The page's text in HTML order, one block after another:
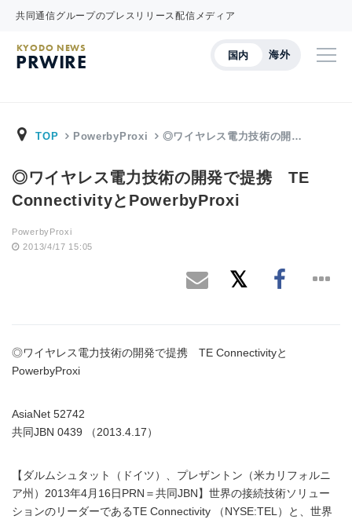
共同通信グループのプレスリリース配信メディア
国内 海外
KYODO NEWS
PRWIRE
TOP PowerbyProxi ◎ワイヤレス電力技術の開…
◎ワイヤレス電力技術の開発で提携 TE
ConnectivityとPowerbyProxi
PowerbyProxi
2013/4/17 15:05
◎ワイヤレス電力技術の開発で提携 TE Connectivityと
PowerbyProxi
AsiaNet 52742
共同JBN 0439 （2013.4.17）
【ダルムシュタット（ドイツ）、プレザントン（米カリフォルニ
ア州）2013年4月16日PRN＝共同JBN】世界の接続技術ソリュー
ションのリーダーであるTE Connectivity （NYSE:TEL）と、世界